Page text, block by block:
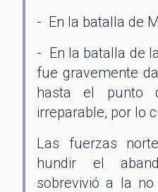
- En la batalla de
- En la batalla de
fue gravemente
hasta el punto
irreparable, por lo
Las fuerzas
hundir el
sobrevivió a la